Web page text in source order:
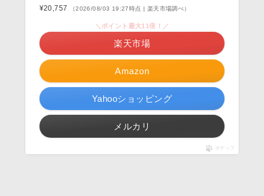
¥20,757
（2026/08/03 19:27時点 | 楽天市場調べ）
Amazon
＼ポイント最大11倍！／
楽天市場
Yahooショッピング
メルカリ
ポチップ